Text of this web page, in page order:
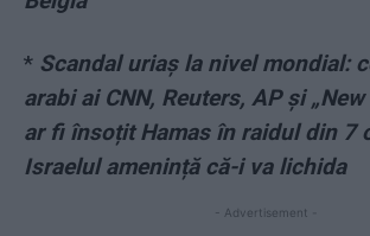
* Scandal uriaș la nivel mondial:
arabi ai CNN, Reuters, AP și
ar fi însoțit Hamas în raidul din 7
Israelul amenință că-i va lichida
- Advertisement -